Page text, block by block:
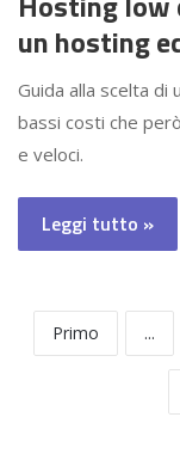
un hosting
Guida alla scelta di
bassi costi che
e veloci.
Leggi tutto »
Primo ...